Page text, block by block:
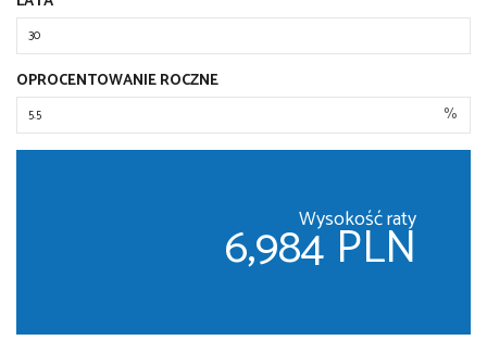
OPROCENTOWANIE ROCZNE
%
Wysokość raty
6,984 PLN